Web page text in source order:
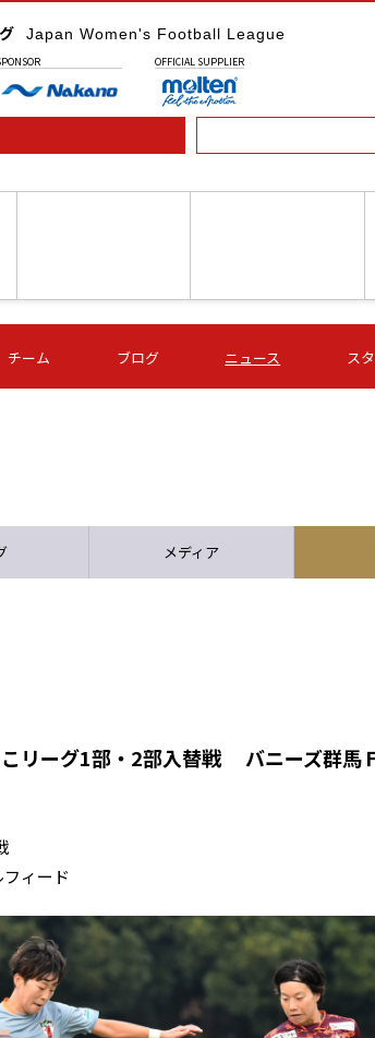
Japan Women's Football League
OFFICIAL SUPPLIER
第16節 09/05 (土) 16:00
ＡＧＦ
-
いちご
-
チーム ブログ ニュース ス
メディア
リーグ1部・2部入替戦 バニーズ群馬
ィード